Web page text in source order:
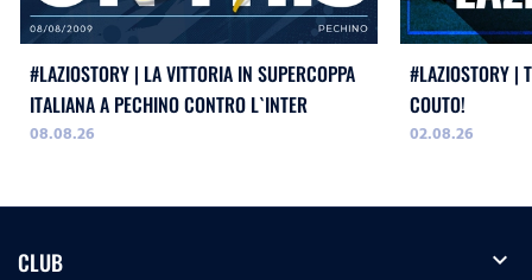
#LAZIOSTORY | LA VITTORIA IN SUPERCOPPA
ITALIANA A PECHINO CONTRO L`INTER
08.08.26
#LAZIOSTORY |
COUTO!
02.08.26
CLUB expand_more